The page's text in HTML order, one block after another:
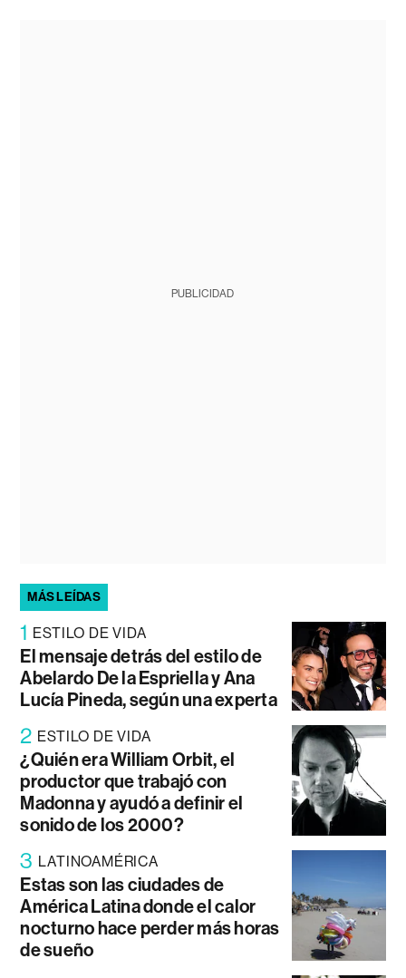
PUBLICIDAD
MÁS LEÍDAS
1 ESTILO DE VIDA
El mensaje detrás del estilo de
Abelardo De la Espriella y Ana
Lucía Pineda, según una experta
2 ESTILO DE VIDA
¿Quién era William Orbit, el
productor que trabajó con
Madonna y ayudó a definir el
sonido de los 2000?
3 LATINOAMÉRICA
Estas son las ciudades de
América Latina donde el calor
nocturno hace perder más horas
de sueño